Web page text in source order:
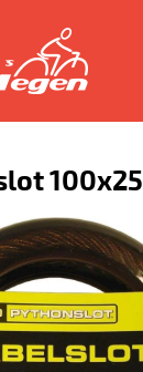
100x25